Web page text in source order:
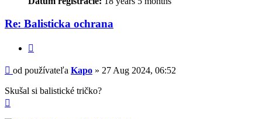
Re: Balisticka ochrana
Príspevok
od používateľa Kapo » 27 Aug 2024, 06:52
Skušal si balistické tričko?